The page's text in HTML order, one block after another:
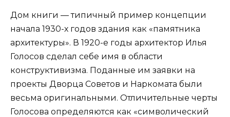
Дом книги — типичный пример концепции
начала 1930-х годов здания как «памятника
архитектуры». В 1920-е годы архитектор Илья
Голосов сделал себе имя в области
конструктивизма. Поданные им заявки на
проекты Дворца Советов и Наркомата были
весьма оригинальными. Отличительные черты
Голосова определяются как «символический